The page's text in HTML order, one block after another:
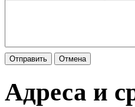
Отправить Отмена
Адреса и